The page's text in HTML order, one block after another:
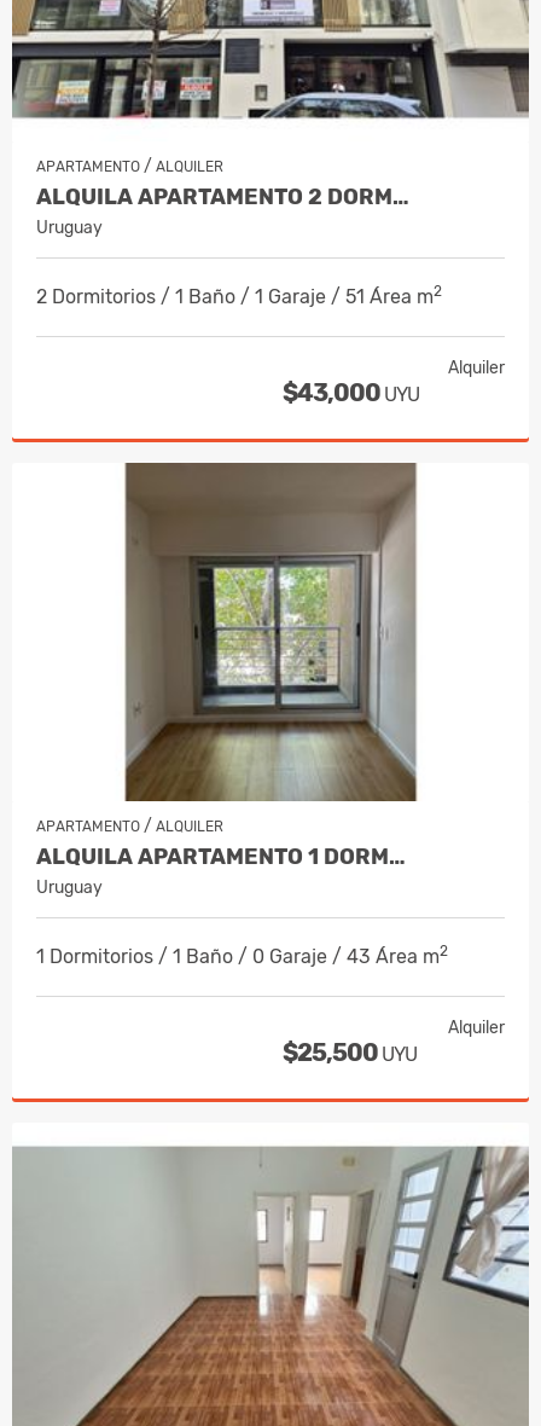
APARTAMENTO / ALQUILER
ALQUILA APARTAMENTO 2 DORM…
Uruguay
2 Dormitorios / 1 Baño / 1 Garaje / 51 Área m2
Alquiler
$43,000 UYU
APARTAMENTO / ALQUILER
ALQUILA APARTAMENTO 1 DORM…
Uruguay
1 Dormitorios / 1 Baño / 0 Garaje / 43 Área m2
Alquiler
$25,500 UYU